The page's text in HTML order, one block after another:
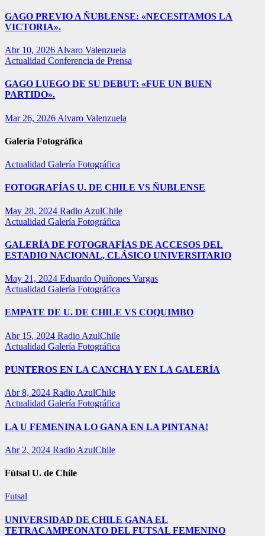
GAGO PREVIO A ÑUBLENSE: «NECESITAMOS LA
VICTORIA».
Abr 10, 2026 Alvaro Valenzuela
Actualidad Conferencia de Prensa
GAGO LUEGO DE SU DEBUT: «FUE UN BUEN
PARTIDO».
Mar 26, 2026 Alvaro Valenzuela
Galería Fotográfica
Actualidad Galería Fotográfica
FOTOGRAFÍAS U. DE CHILE VS ÑUBLENSE
May 28, 2024 Radio AzulChile
Actualidad Galería Fotográfica
GALERÍA DE FOTOGRAFÍAS DE ACCESOS DEL
ESTADIO NACIONAL, CLÁSICO UNIVERSITARIO
May 21, 2024 Eduardo Quiñones Vargas
Actualidad Galería Fotográfica
EMPATE DE U. DE CHILE VS COQUIMBO
Abr 15, 2024 Radio AzulChile
Actualidad Galería Fotográfica
PUNTEROS EN LA CANCHA Y EN LA GALERÍA
Abr 8, 2024 Radio AzulChile
Actualidad Galería Fotográfica
LA U FEMENINA LO GANA EN LA PINTANA!
Abr 2, 2024 Radio AzulChile
Fútsal U. de Chile
Futsal
UNIVERSIDAD DE CHILE GANA EL
TETRACAMPEONATO DEL FUTSAL FEMENINO